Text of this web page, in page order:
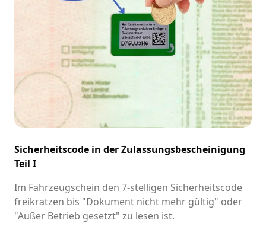
Sicherheitscode in der Zulassungsbescheinigung
Teil I
Im Fahrzeugschein den 7-stelligen Sicherheitscode
freikratzen bis "Dokument nicht mehr gültig" oder
"Außer Betrieb gesetzt" zu lesen ist.